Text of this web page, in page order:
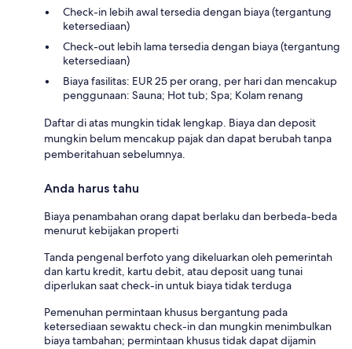
Check-in lebih awal tersedia dengan biaya (tergantung
ketersediaan)
Check-out lebih lama tersedia dengan biaya (tergantung
ketersediaan)
Biaya fasilitas: EUR 25 per orang, per hari dan mencakup
penggunaan: Sauna; Hot tub; Spa; Kolam renang
Daftar di atas mungkin tidak lengkap. Biaya dan deposit
mungkin belum mencakup pajak dan dapat berubah tanpa
pemberitahuan sebelumnya.
Anda harus tahu
Biaya penambahan orang dapat berlaku dan berbeda-beda
menurut kebijakan properti
Tanda pengenal berfoto yang dikeluarkan oleh pemerintah
dan kartu kredit, kartu debit, atau deposit uang tunai
diperlukan saat check-in untuk biaya tidak terduga
Pemenuhan permintaan khusus bergantung pada
ketersediaan sewaktu check-in dan mungkin menimbulkan
biaya tambahan; permintaan khusus tidak dapat dijamin